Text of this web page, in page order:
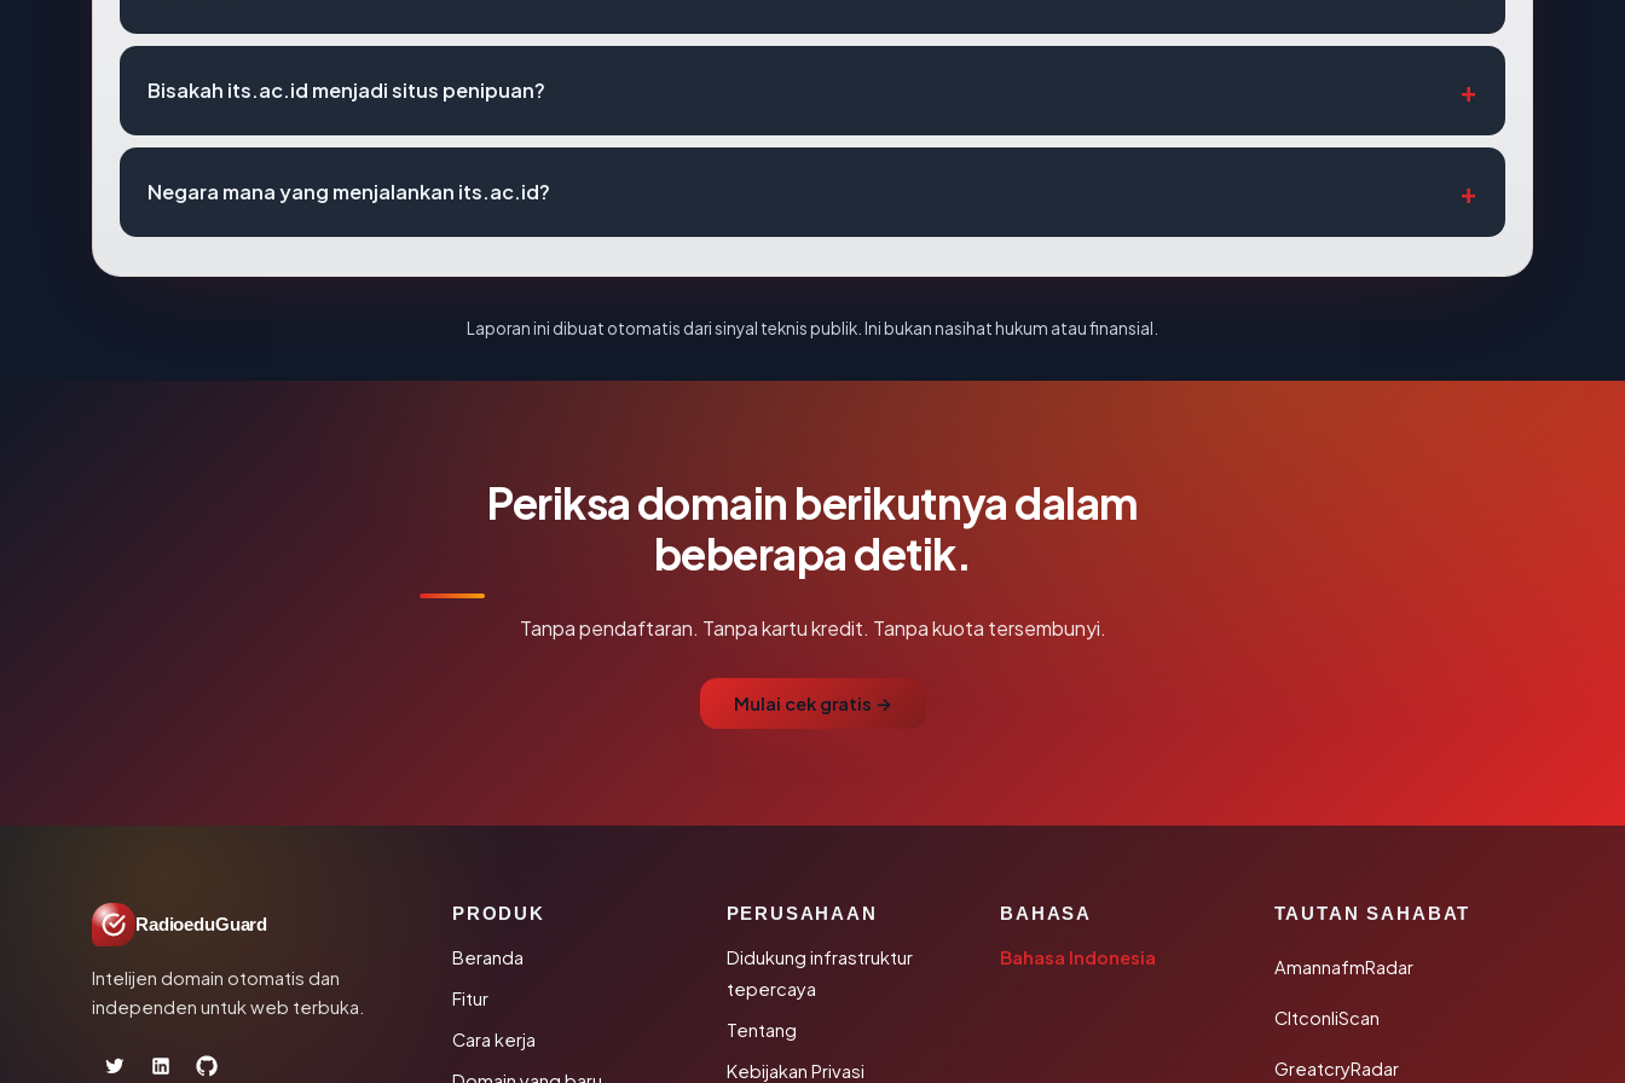
Bisakah its.ac.id menjadi situs penipuan?
Negara mana yang menjalankan its.ac.id?
Laporan ini dibuat otomatis dari sinyal teknis publik. Ini bukan nasihat hukum atau finansial.
Periksa domain berikutnya dalam
beberapa detik.
Tanpa pendaftaran. Tanpa kartu kredit. Tanpa kuota tersembunyi.
Mulai cek gratis →
RadioeduGuard
Intelijen domain otomatis dan
independen untuk web terbuka.
PRODUK
Beranda
Fitur
Cara kerja
PERUSAHAAN
Didukung infrastruktur
tepercaya
Tentang
Kebijakan Privasi
BAHASA
Bahasa Indonesia
TAUTAN SAHABAT
AmannafmRadar
CltconliScan
GreatcryRadar